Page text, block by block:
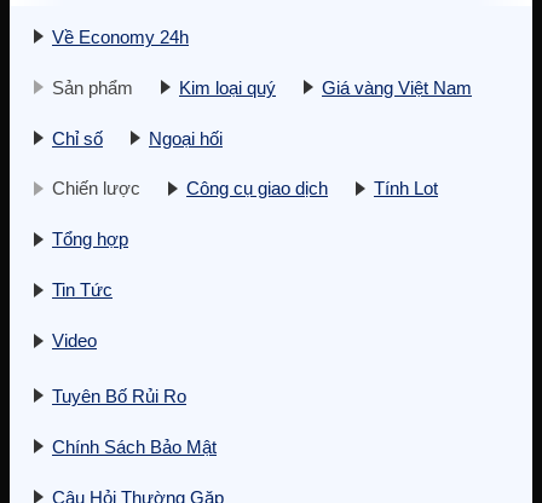
Về Economy 24h
Sản phẩm Kim loại quý Giá vàng Việt Nam
Chỉ số Ngoại hối
Chiến lược Công cụ giao dịch Tính Lot
Tổng hợp
Tin Tức
Video
Tuyên Bố Rủi Ro
Chính Sách Bảo Mật
Câu Hỏi Thường Gặp